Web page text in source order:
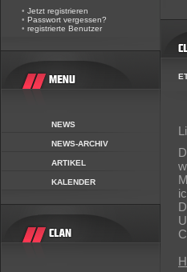
• Jetzt registrieren
• Passwort vergessen?
• registrierte Benutzer
NEWS
NEWS-ARCHIV
ARTIKEL
KALENDER